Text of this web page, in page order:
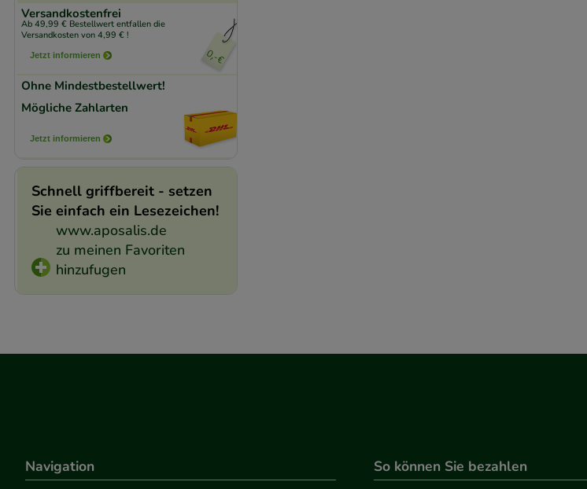
Versandkostenfrei
Ab 49,99 € Bestellwert entfallen die
Versandkosten von 4,99 € !
Jetzt informieren
Ohne Mindestbestellwert!
Mögliche Zahlarten
Jetzt informieren
Schnell griffbereit - setzen
Sie einfach ein Lesezeichen!
www.aposalis.de
zu meinen Favoriten
hinzufugen
Navigation So können Sie bezahlen